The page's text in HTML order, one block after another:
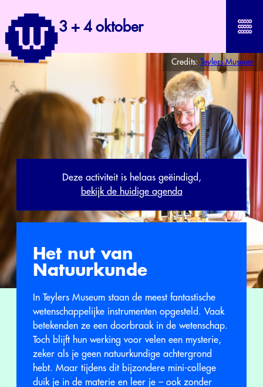
3 + 4 oktober
Credits: Teylers Museum
Deze activiteit is helaas geëindigd,
bekijk de huidige agenda
Het nut van
Natuurkunde
In Teylers Museum staan de meest fantastische
wetenschappelijke instrumenten opgesteld. Vaak
betekenden ze een doorbraak in de wetenschap.
Toch blijft hun werking voor velen een mysterie,
zeker als je geen natuurkundige achtergrond
hebt. Maar tijdens dit bijzondere mini-college
duik je in de materie en leer je – ook zonder